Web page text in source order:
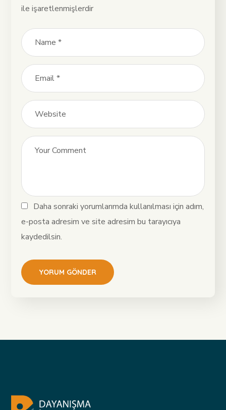
ile işaretlenmişlerdir
Daha sonraki yorumlarımda kullanılması için adım,
e-posta adresim ve site adresim bu tarayıcıya
kaydedilsin.